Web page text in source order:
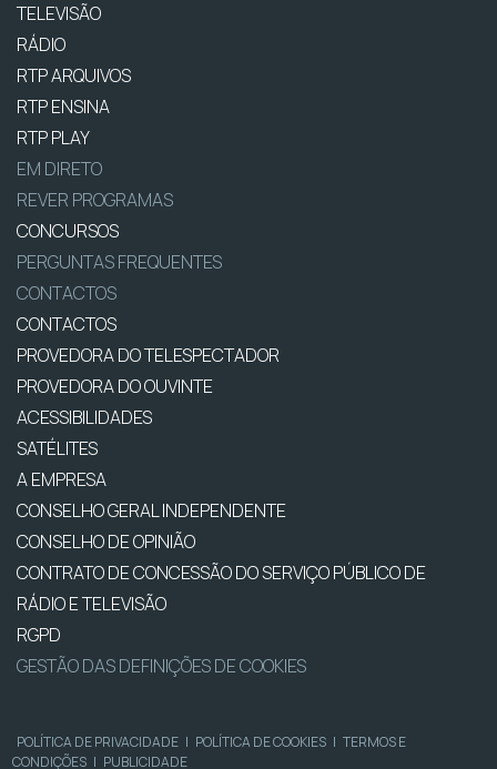
TELEVISÃO
RÁDIO
RTP ARQUIVOS
RTP ENSINA
RTP PLAY
EM DIRETO
REVER PROGRAMAS
CONCURSOS
PERGUNTAS FREQUENTES
CONTACTOS
CONTACTOS
PROVEDORA DO TELESPECTADOR
PROVEDORA DO OUVINTE
ACESSIBILIDADES
SATÉLITES
A EMPRESA
CONSELHO GERAL INDEPENDENTE
CONSELHO DE OPINIÃO
CONTRATO DE CONCESSÃO DO SERVIÇO PÚBLICO DE
RÁDIO E TELEVISÃO
RGPD
GESTÃO DAS DEFINIÇÕES DE COOKIES
POLÍTICA DE PRIVACIDADE | POLÍTICA DE COOKIES | TERMOS E
CONDIÇÕES | PUBLICIDADE